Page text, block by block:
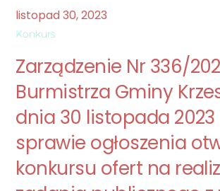
listopad 30,2023
Konkurs
Zarządzenie Nr 336/
Burmistrza Gminy
dnia 30 listopada 2023
sprawie ogłoszenia
konkursu ofert na